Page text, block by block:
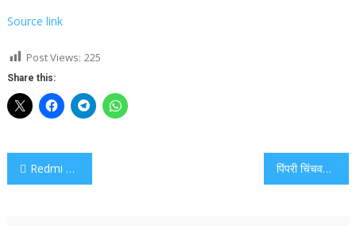
Source link
Post Views: 225
Share this:
Post
Redmi Note दीर्घकालीन अद्यतनांसह Xiaomi च्या 2026 इंडिया पुशचे नेतृत्व करेल आणि चष्म्यांपासून अनुभवाकडे वळेल पिंपरी चिंचवडमधील निवडणुकीच्या रणनीतीवर चर्चा करण्यासाठी मनसेने एमव्हीए बैठकीला हजेरी लावली कारण आघाडी शोधण्यासाठी राष्ट्रवादी आणि राष्ट्रवादी (एसपी) यांच्यात चर्चा झाली